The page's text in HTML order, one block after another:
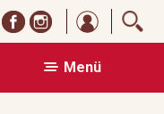
Menü